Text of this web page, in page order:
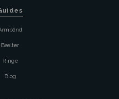
Bælter
Ringe
Blog